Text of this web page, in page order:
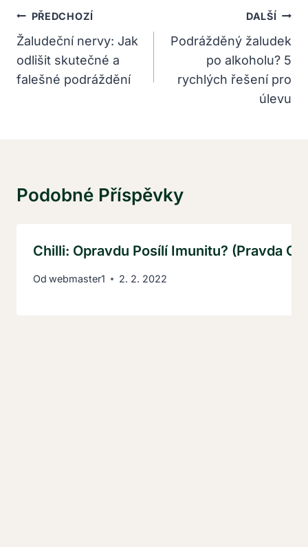
Navigace
Pro
Příspěvek
PŘEDCHOZÍ
Žaludeční nervy: Jak
odlišit skutečné a
falešné podráždění
DALŠÍ
Podrážděný žaludek
po alkoholu? 5
rychlých řešení pro
úlevu
Podobné Příspěvky
Chilli: Opravdu Posílí Imunitu? (Pravda O
Od webmaster1 2. 2. 2022